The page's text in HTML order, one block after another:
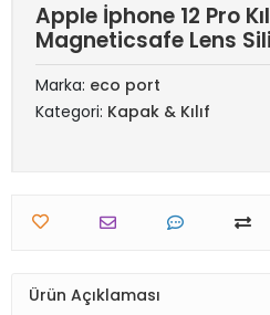
Apple İphone 12 Pro
Magneticsafe Lens
Marka: eco port
Kategori: Kapak & Kılıf
Ürün Açıklaması